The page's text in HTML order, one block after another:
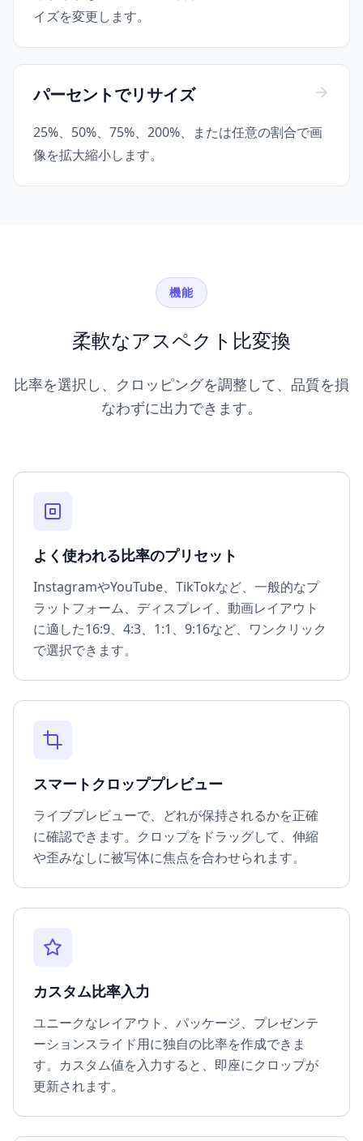
イズを変更します。
パーセントでリサイズ
25%、50%、75%、200%、または任意の割合で画
像を拡大縮小します。
機能
柔軟なアスペクト比変換
比率を選択し、クロッピングを調整して、品質を損
なわずに出力できます。
よく使われる比率のプリセット
InstagramやYouTube、TikTokなど、一般的なプ
ラットフォーム、ディスプレイ、動画レイアウト
に適した16:9、4:3、1:1、9:16など、ワンクリック
で選択できます。
スマートクロッププレビュー
ライブプレビューで、どれが保持されるかを正確
に確認できます。クロップをドラッグして、伸縮
や歪みなしに被写体に焦点を合わせられます。
カスタム比率入力
ユニークなレイアウト、パッケージ、プレゼンテ
ーションスライド用に独自の比率を作成できま
す。カスタム値を入力すると、即座にクロップが
更新されます。